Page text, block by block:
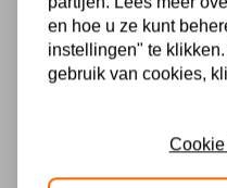
aanschaf van
middel van een
Leasemaatschappijen
en zo ondernemers te
overgang naar
en hoe u ze kunt
instellingen" te
gebruik van cookies,